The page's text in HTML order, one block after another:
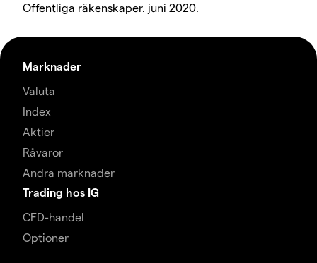
Offentliga räkenskaper. juni 2020.
Marknader
Valuta
Index
Aktier
Råvaror
Andra marknader
Trading hos IG
CFD-handel
Optioner